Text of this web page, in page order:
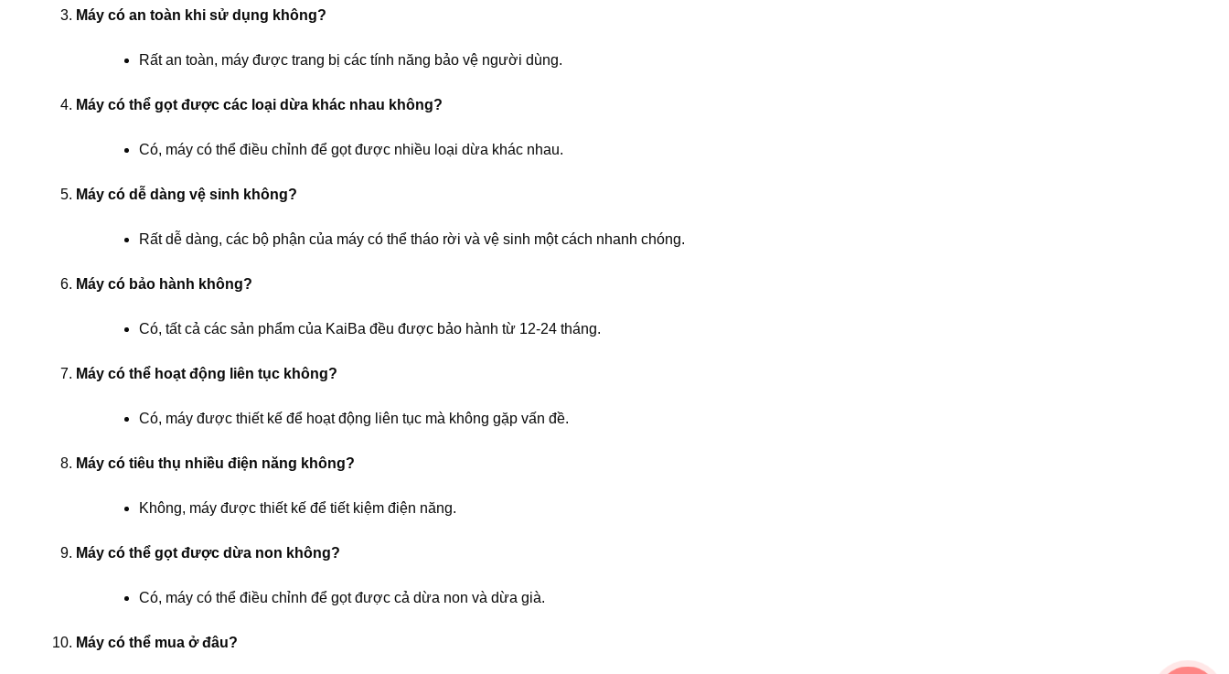
Máy có an toàn khi sử dụng không?
Rất an toàn, máy được trang bị các tính năng bảo vệ người dùng.
Máy có thể gọt được các loại dừa khác nhau không?
Có, máy có thể điều chỉnh để gọt được nhiều loại dừa khác nhau.
Máy có dễ dàng vệ sinh không?
Rất dễ dàng, các bộ phận của máy có thể tháo rời và vệ sinh một cách nhanh chóng.
Máy có bảo hành không?
Có, tất cả các sản phẩm của KaiBa đều được bảo hành từ 12-24 tháng.
Máy có thể hoạt động liên tục không?
Có, máy được thiết kế để hoạt động liên tục mà không gặp vấn đề.
Máy có tiêu thụ nhiều điện năng không?
Không, máy được thiết kế để tiết kiệm điện năng.
Máy có thể gọt được dừa non không?
Có, máy có thể điều chỉnh để gọt được cả dừa non và dừa già.
Máy có thể mua ở đâu?